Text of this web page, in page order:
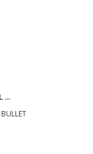
...